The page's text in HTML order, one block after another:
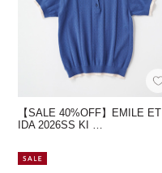
【SALE 40%OFF】EMILE ET
IDA 2026SS KI …